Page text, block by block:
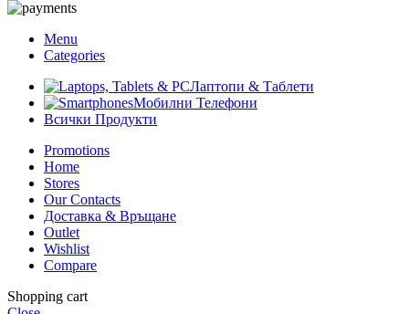
Menu
Categories
Лаптопи & Таблети
Мобилни Телефони
Всички Продукти
Promotions
Home
Stores
Our Contacts
Доставка & Връщане
Outlet
Wishlist
Compare
Shopping cart